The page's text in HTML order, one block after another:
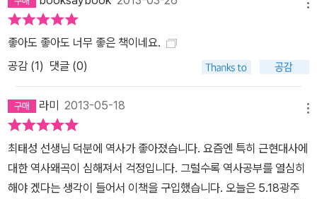
좋아도 좋아도 너무 좋은 책이네요.
공감 (1) 댓글 (0)
라미 2013-05-18
최태성 선생님 덕분에 역사가 좋아졌습니다. 요즘엔 특히 근현대사에
대한 역사왜곡이 심해져서 걱정입니다. 그럴수록 역사공부를 열심히
해야 겠다는 생각이 들어서 이책을 구입했습니다. 오늘은 5.18광주